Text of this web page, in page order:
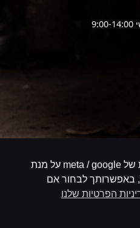
האתר שלנו משתמש בעוגיות של meta / google על מנת
באפשרותך לבחור אם
הפרטיות שלנו